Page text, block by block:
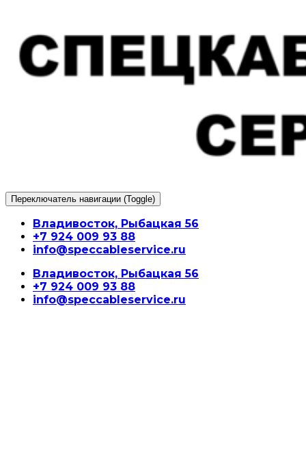
содержимому
Переключатель навигации (Toggle)
Владивосток, Рыбацкая 56
+7 924 009 93 88
info@speccableservice.ru
Владивосток, Рыбацкая 56
+7 924 009 93 88
info@speccableservice.ru